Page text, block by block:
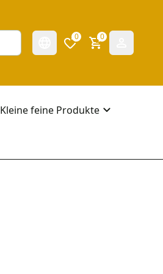
0 0
Kleine feine Produkte